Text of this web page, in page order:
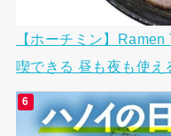
【ホーチミン】
喫できる 昼も夜も使え